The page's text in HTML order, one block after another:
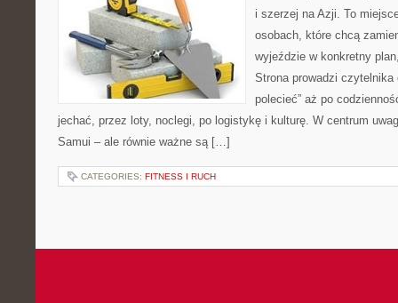
i szerzej na Azji. To
osobach, które chcą
wyjeździe w konkretny
Strona prowadzi czytelnika
polecieć” aż po
jechać, przez loty, noclegi, po logistykę i kulturę. W centrum
Samui – ale równie ważne są […]
CATEGORIES: FITNESS I RUCH